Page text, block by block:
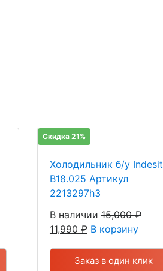
Скидка 21%
Холодильник б/у Indesit
B18.025 Артикул
2213297h3
В наличии 15,000₽
11,990 ₽ В корзину
Заказ в один клик